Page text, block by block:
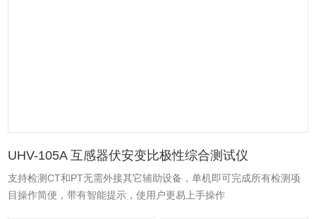
UHV-105A 互感器伏安变比极性综合测试仪
支持检测CT和PT无需外接其它辅助设备，单机即可完成所有检测项
目操作简便，带有智能提示，使用户更易上手操作